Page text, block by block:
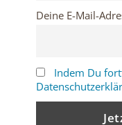
Deine E-Mail-
Indem Du